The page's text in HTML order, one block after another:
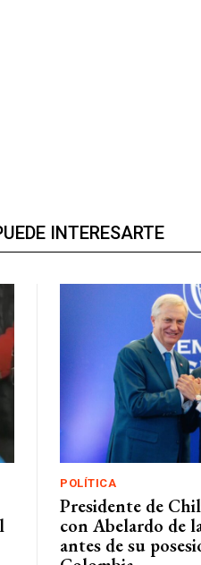
INTERESARTE
POLÍTICA
Presidente de
con Abelardo de
antes de su